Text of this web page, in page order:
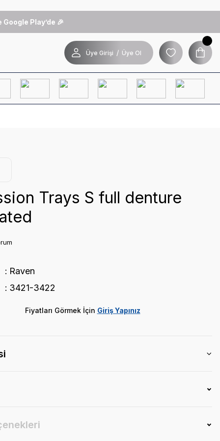
Play’de 🎉
Üye Girişi / Üye Ol
Trays S full denture
Raven
3421-3422
Fiyatları Görmek İçin Giriş Yapınız